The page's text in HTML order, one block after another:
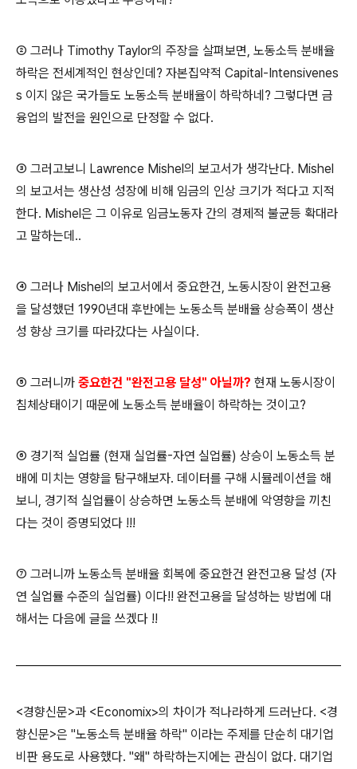
② 그러나 Timothy Taylor의 주장을 살펴보면, 노동소득 분배율
하락은 전세계적인 현상인데? 자본집약적 Capital-Intensivenes
s 이지 않은 국가들도 노동소득 분배율이 하락하네? 그렇다면 금
융업의 발전을 원인으로 단정할 수 없다.
③ 그러고보니 Lawrence Mishel의 보고서가 생각난다. Mishel
의 보고서는 생산성 성장에 비해 임금의 인상 크기가 적다고 지적
한다. Mishel은 그 이유로 임금노동자 간의 경제적 불균등 확대라
고 말하는데..
④ 그러나 Mishel의 보고서에서 중요한건, 노동시장이 완전고용
을 달성했던 1990년대 후반에는 노동소득 분배율 상승폭이 생산
성 향상 크기를 따라갔다는 사실이다.
⑤ 그러니까 중요한건 "완전고용 달성" 아닐까? 현재 노동시장이
침체상태이기 때문에 노동소득 분배율이 하락하는 것이고?
⑥ 경기적 실업률 (현재 실업률-자연 실업률) 상승이 노동소득 분
배에 미치는 영향을 탐구해보자. 데이터를 구해 시뮬레이션을 해
보니, 경기적 실업률이 상승하면 노동소득 분배에 악영향을 끼친
다는 것이 증명되었다 !!!
⑦ 그러니까 노동소득 분배율 회복에 중요한건 완전고용 달성 (자
연 실업률 수준의 실업률) 이다!! 완전고용을 달성하는 방법에 대
해서는 다음에 글을 쓰겠다 !!
<경향신문>과 <Economix>의 차이가 적나라하게 드러난다. <경
향신문>은 "노동소득 분배율 하락" 이라는 주제를 단순히 대기업
비판 용도로 사용했다. "왜" 하락하는지에는 관심이 없다. 대기업